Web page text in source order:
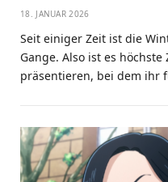
18. JANUAR 2026
Seit einiger Zeit ist die
Gange. Also ist es
präsentieren, bei dem ihr